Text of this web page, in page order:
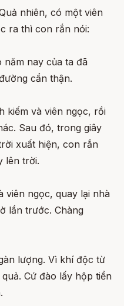
nhiên, có một viên
ra thì con rắn nói:
nay của ta đã
cẩn thận.
kiếm và viên ngọc, rồi
Sau đó, trong giây
xuất hiện, con rắn
lên trời.
viên ngọc, quay lại nhà
lần trước. Chàng
lượng. Vì khí độc từ
Cứ đào lấy hộp tiền